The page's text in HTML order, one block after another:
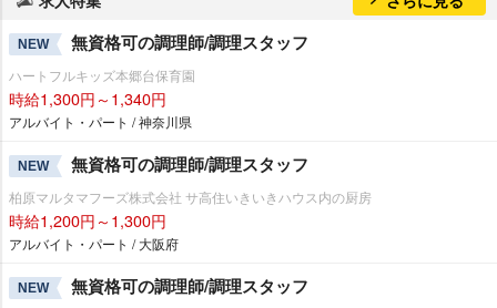
NEW 無資格可の調理師/調理スタッフ
ハートフルキッズ本郷台保育園
時給1,300円～1,340円
アルバイト・パート / 神奈川県
NEW 無資格可の調理師/調理スタッフ
柏原マルタマフーズ株式会社 サ高住いきいきハウス内の厨房
時給1,200円～1,300円
アルバイト・パート / 大阪府
NEW 無資格可の調理師/調理スタッフ